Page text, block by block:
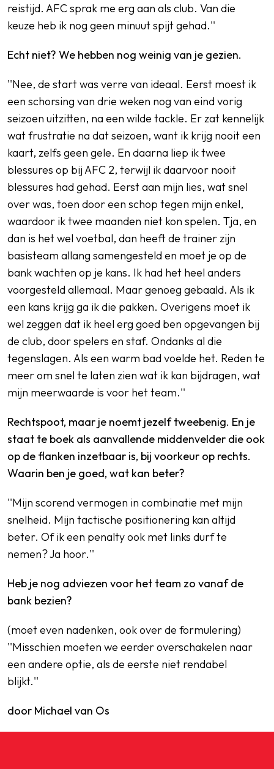
reistijd. AFC sprak me erg aan als club. Van die
keuze heb ik nog geen minuut spijt gehad.''
Echt niet? We hebben nog weinig van je gezien.
''Nee, de start was verre van ideaal. Eerst moest ik
een schorsing van drie weken nog van eind vorig
seizoen uitzitten, na een wilde tackle. Er zat kennelijk
wat frustratie na dat seizoen, want ik krijg nooit een
kaart, zelfs geen gele. En daarna liep ik twee
blessures op bij AFC 2, terwijl ik daarvoor nooit
blessures had gehad. Eerst aan mijn lies, wat snel
over was, toen door een schop tegen mijn enkel,
waardoor ik twee maanden niet kon spelen. Tja, en
dan is het wel voetbal, dan heeft de trainer zijn
basisteam allang samengesteld en moet je op de
bank wachten op je kans. Ik had het heel anders
voorgesteld allemaal. Maar genoeg gebaald. Als ik
een kans krijg ga ik die pakken. Overigens moet ik
wel zeggen dat ik heel erg goed ben opgevangen bij
de club, door spelers en staf. Ondanks al die
tegenslagen. Als een warm bad voelde het. Reden te
meer om snel te laten zien wat ik kan bijdragen, wat
mijn meerwaarde is voor het team.''
Rechtspoot, maar je noemt jezelf tweebenig. En je
staat te boek als aanvallende middenvelder die ook
op de flanken inzetbaar is, bij voorkeur op rechts.
Waarin ben je goed, wat kan beter?
''Mijn scorend vermogen in combinatie met mijn
snelheid. Mijn tactische positionering kan altijd
beter. Of ik een penalty ook met links durf te
nemen? Ja hoor.''
Heb je nog adviezen voor het team zo vanaf de
bank bezien?
(moet even nadenken, ook over de formulering)
''Misschien moeten we eerder overschakelen naar
een andere optie, als de eerste niet rendabel
blijkt.''
door Michael van Os